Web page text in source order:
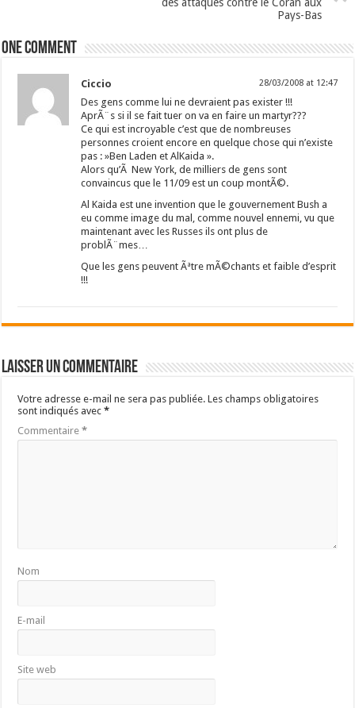
des attaques contre le Coran aux
Pays-Bas
One comment
Ciccio 28/03/2008 at 12:47
Des gens comme lui ne devraient pas exister !!!
AprÃ¨s si il se fait tuer on va en faire un martyr???
Ce qui est incroyable c’est que de nombreuses
personnes croient encore en quelque chose qui n’existe
pas : »Ben Laden et AlKaida ».
Alors qu’Ã New York, de milliers de gens sont
convaincus que le 11/09 est un coup montÃ©.
Al Kaida est une invention que le gouvernement Bush a
eu comme image du mal, comme nouvel ennemi, vu que
maintenant avec les Russes ils ont plus de
problÃ¨mes…
Que les gens peuvent Ãªtre mÃ©chants et faible d’esprit
!!!
Laisser un commentaire
Votre adresse e-mail ne sera pas publiée. Les champs obligatoires
sont indiqués avec*
Commentaire*
Nom
E-mail
Site web